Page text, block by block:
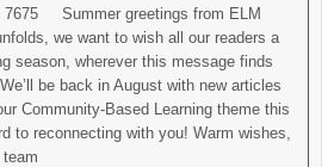
Summer greetings from ELM
we want to wish all our readers a
season, wherever this message finds
be back in August with new articles
Community-Based Learning theme this
to reconnecting with you! Warm wishes,